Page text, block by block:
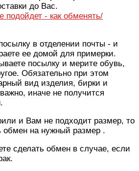
до Вас.
подойдет - как обменять/
в отделении почты - и
ее домой для примерки.
посылку и мерите обувь,
Обязательно при этом
вид изделия, бирки и
иначе не получится
и Вам не подходит размер, то
обмен на нужный размер .
сделать обмен в случае, если